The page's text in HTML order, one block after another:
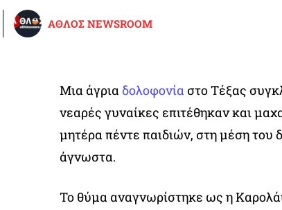
ΑΘΛΟΣ NEWSROOM
Μια άγρια δολοφονία στο Τέξας
νεαρές γυναίκες επιτέθηκαν και
μητέρα πέντε παιδιών, στη μέση
άγνωστα.
Το θύμα αναγνωρίστηκε ως η